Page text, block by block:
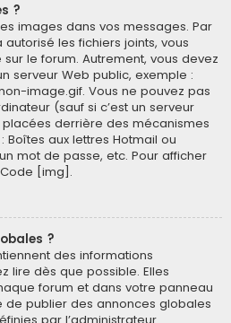
?
images dans vos messages. Par
autorisé les fichiers joints, vous
le forum. Autrement, vous devez
serveur Web public, exemple :
image.gif. Vous ne pouvez pas
(sauf si c’est un serveur
derrière des mécanismes
Boîtes aux lettres Hotmail ou
mot de passe, etc. Pour afficher
[img].
?
des informations
lire dès que possible. Elles
forum et dans votre panneau
de publier des annonces globales
par l’administrateur.